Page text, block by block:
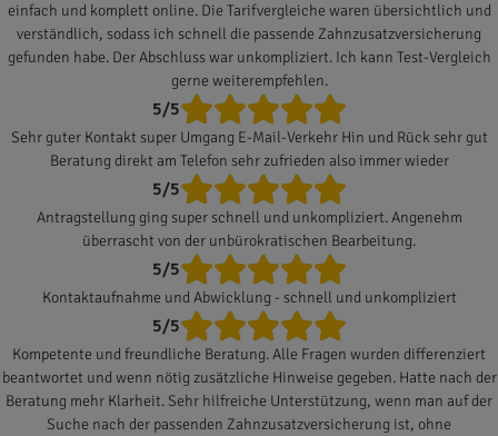
einfach und komplett online. Die Tarifvergleiche waren übersichtlich und
verständlich, sodass ich schnell die passende Zahnzusatzversicherung
gefunden habe. Der Abschluss war unkompliziert. Ich kann Test-Vergleich
gerne weiterempfehlen.
5/5
Sehr guter Kontakt super Umgang E-Mail-Verkehr Hin und Rück sehr gut
Beratung direkt am Telefon sehr zufrieden also immer wieder
5/5
Antragstellung ging super schnell und unkompliziert. Angenehm
überrascht von der unbürokratischen Bearbeitung.
5/5
Kontaktaufnahme und Abwicklung - schnell und unkompliziert
5/5
Kompetente und freundliche Beratung. Alle Fragen wurden differenziert
beantwortet und wenn nötig zusätzliche Hinweise gegeben. Hatte nach der
Beratung mehr Klarheit. Sehr hilfreiche Unterstützung, wenn man auf der
Suche nach der passenden Zahnzusatzversicherung ist, ohne